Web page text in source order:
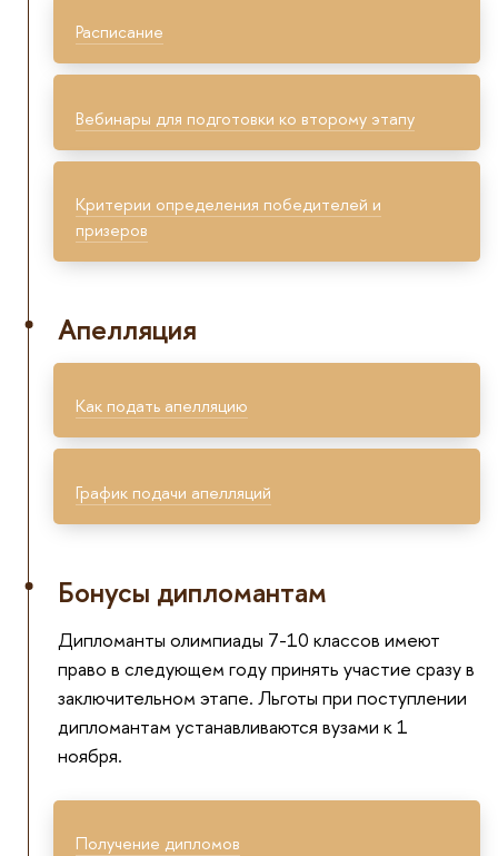
Расписание
Вебинары для подготовки ко второму этапу
Критерии определения победителей и
призеров
Апелляция
Как подать апелляцию
График подачи апелляций
Бонусы дипломантам
Дипломанты олимпиады 7-10 классов имеют
право в следующем году принять участие сразу в
заключительном этапе. Льготы при поступлении
дипломантам устанавливаются вузами к 1
ноября.
Получение дипломов